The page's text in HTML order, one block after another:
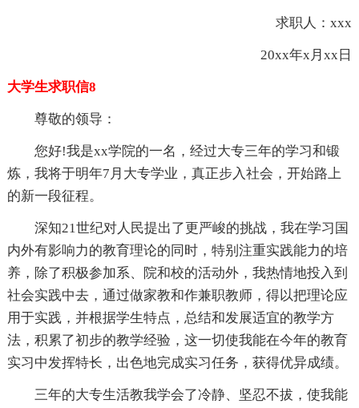
求职人：xxx
20xx年x月xx日
大学生求职信8
尊敬的领导：
您好!我是xx学院的一名，经过大专三年的学习和锻
炼，我将于明年7月大专学业，真正步入社会，开始路上
的新一段征程。
深知21世纪对人民提出了更严峻的挑战，我在学习国
内外有影响力的教育理论的同时，特别注重实践能力的培
养，除了积极参加系、院和校的活动外，我热情地投入到
社会实践中去，通过做家教和作兼职教师，得以把理论应
用于实践，并根据学生特点，总结和发展适宜的教学方
法，积累了初步的教学经验，这一切使我能在今年的教育
实习中发挥特长，出色地完成实习任务，获得优异成绩。
三年的大专生活教我学会了冷静、坚忍不拔，使我能